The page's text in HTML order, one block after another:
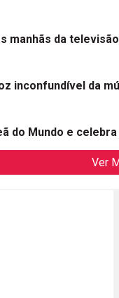
manhãs da televisão
inconfundível da
do Mundo e
Ver